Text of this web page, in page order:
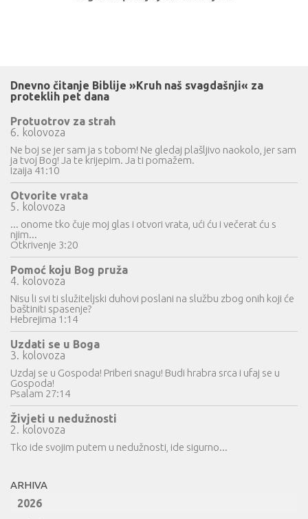
Dnevno čitanje Biblije »Kruh naš svagdašnji« za
proteklih pet dana
Protuotrov za strah
6. kolovoza
Ne boj se jer sam ja s tobom! Ne gledaj plašljivo naokolo, jer sam
ja tvoj Bog! Ja te krijepim. Ja ti pomažem.
Izaija 41:10
Otvorite vrata
5. kolovoza
... onome tko čuje moj glas i otvori vrata, ući ću i večerat ću s
njim...
Otkrivenje 3:20
Pomoć koju Bog pruža
4. kolovoza
Nisu li svi ti služiteljski duhovi poslani na službu zbog onih koji će
baštiniti spasenje?
Hebrejima 1:14
Uzdati se u Boga
3. kolovoza
Uzdaj se u Gospoda! Priberi snagu! Budi hrabra srca i ufaj se u
Gospoda!
Psalam 27:14
Živjeti u nedužnosti
2. kolovoza
Tko ide svojim putem u nedužnosti, ide sigurno...
ARHIVA
2026